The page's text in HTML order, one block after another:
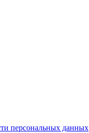
персональных данных